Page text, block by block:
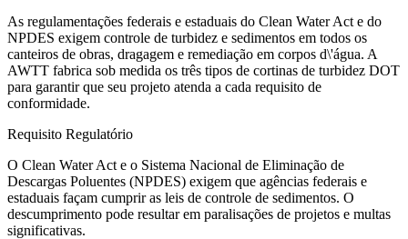
As regulamentações federais e estaduais do Clean Water Act e do
NPDES exigem controle de turbidez e sedimentos em todos os
canteiros de obras, dragagem e remediação em corpos d\'água. A
AWTT fabrica sob medida os três tipos de cortinas de turbidez DOT
para garantir que seu projeto atenda a cada requisito de
conformidade.
Requisito Regulatório
O Clean Water Act e o Sistema Nacional de Eliminação de
Descargas Poluentes (NPDES) exigem que agências federais e
estaduais façam cumprir as leis de controle de sedimentos. O
descumprimento pode resultar em paralisações de projetos e multas
significativas.